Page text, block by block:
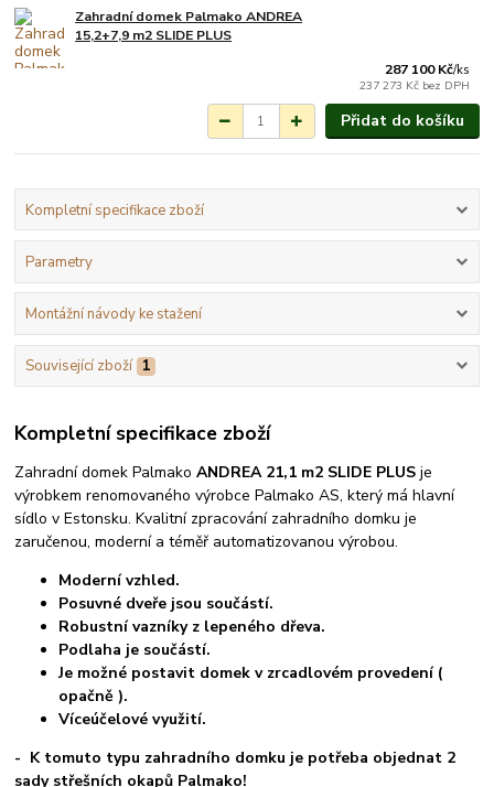
Zahradní domek Palmako ANDREA
15,2+7,9 m2 SLIDE PLUS
287 100 Kč/ks
237 273 Kč bez DPH
Přidat do košíku
Kompletní specifikace zboží
Parametry
Montážní návody ke stažení
Související zboží 1
Kompletní specifikace zboží
Zahradní domek PalmakoANDREA 21,1 m2 SLIDE PLUSje
výrobkem renomovaného výrobce Palmako AS, který má hlavní
sídlo v Estonsku. Kvalitní zpracování zahradního domku je
zaručenou, moderní a téměř automatizovanou výrobou.
Moderní vzhled.
Posuvné dveře jsou součástí.
Robustní vazníky z lepeného dřeva.
Podlaha je součástí.
Je možné postavit domek v zrcadlovém provedení (
opačně ).
Víceúčelové využití.
- K tomuto typu zahradního domku je potřeba objednat 2
sady střešních okapů Palmako!